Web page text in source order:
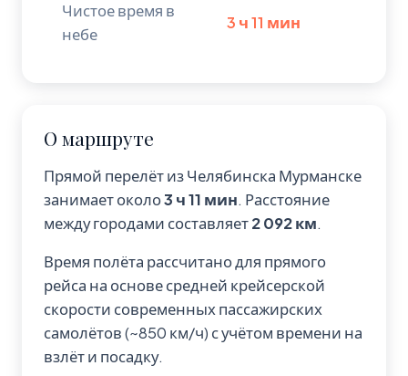
Чистое время в
небе
3 ч 11 мин
О маршруте
Прямой перелёт из Челябинска Мурманске
занимает около3 ч 11 мин. Расстояние
между городами составляет2 092 км.
Время полёта рассчитано для прямого
рейса на основе средней крейсерской
скорости современных пассажирских
самолётов (~850 км/ч) с учётом времени на
взлёт и посадку.